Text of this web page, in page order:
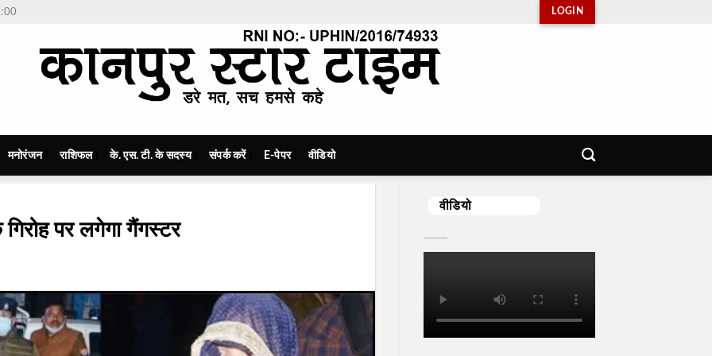
LOGIN
मनोरंजन राशिफल के. एस. टी. के सदस्य संपर्क करें E-पेपर वीडियो
पर लगेगा गैंगस्टर
वीडियो